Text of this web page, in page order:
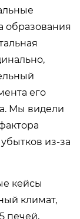
образования
его
Мы видели
из-за
кейсы
климат,
печей,